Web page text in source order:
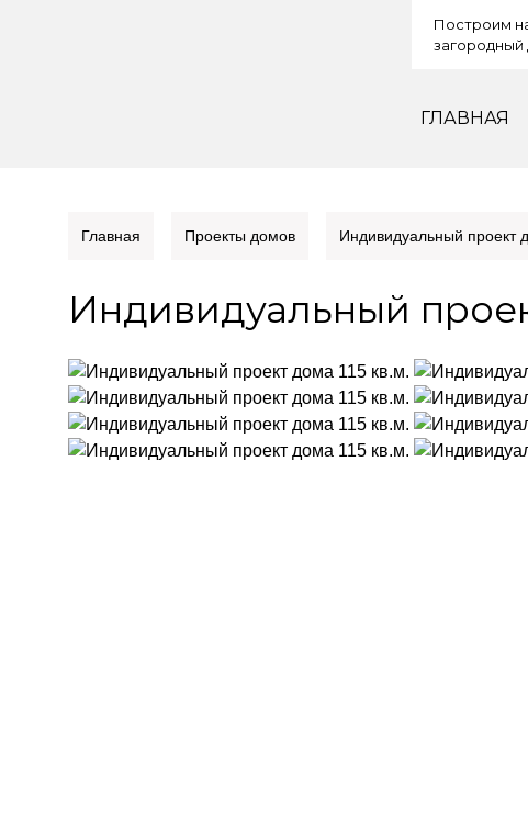
Построим
загородный
ГЛАВНАЯ
Главная Проекты домов Индивидуальный проект
Индивидуальный